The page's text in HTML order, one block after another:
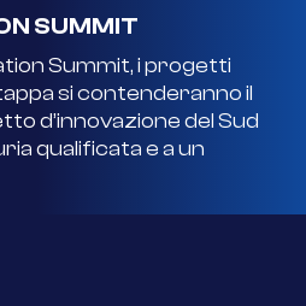
SUMMIT
Summit, i progetti
si contenderanno il
d’innovazione del Sud
qualificata e a un